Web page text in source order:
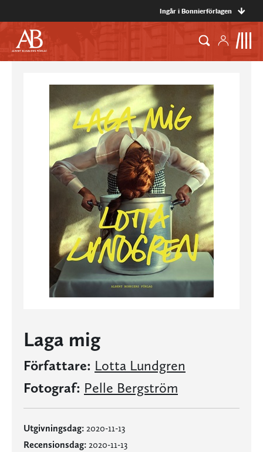
Ingår i Bonnierförlagen
Laga mig
Författare: Lotta Lundgren
Fotograf: Pelle Bergström
Utgivningsdag: 2020-11-13
Recensionsdag: 2020-11-13